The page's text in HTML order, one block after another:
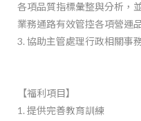
各項品質指標彙整與分析，
業務通路有效管控各項營運
3. 協助主管處理行政相關事
【福利項目】
1. 提供完善教育訓練